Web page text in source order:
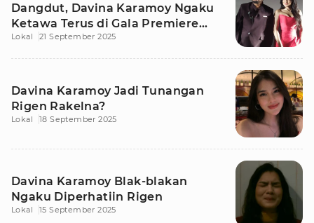
Dangdut, Davina Karamoy Ngaku
Ketawa Terus di Gala Premiere
Kang Solah!
Lokal 21 September 2025
Davina Karamoy Jadi Tunangan
Rigen Rakelna?
Lokal 18 September 2025
Davina Karamoy Blak-blakan
Ngaku Diperhatiin Rigen
Lokal 15 September 2025